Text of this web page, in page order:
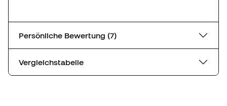
Persönliche Bewertung (7)
Vergleichstabelle